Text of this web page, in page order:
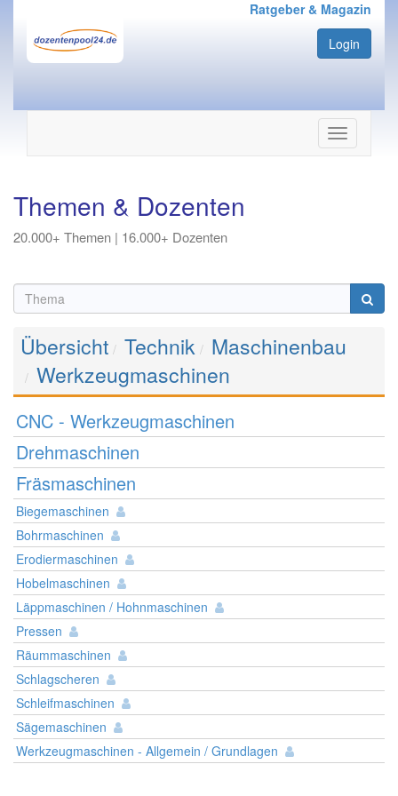
Ratgeber & Magazin
Login
Navigation
ein-/
Themen & Dozenten
20.000+ Themen | 16.000+ Dozenten
Übersicht Technik Maschinenbau
Werkzeugmaschinen
CNC - Werkzeugmaschinen
Drehmaschinen
Fräsmaschinen
Biegemaschinen
Bohrmaschinen
Erodiermaschinen
Hobelmaschinen
Läppmaschinen / Hohnmaschinen
Pressen
Räummaschinen
Schlagscheren
Schleifmaschinen
Sägemaschinen
Werkzeugmaschinen - Allgemein / Grundlagen